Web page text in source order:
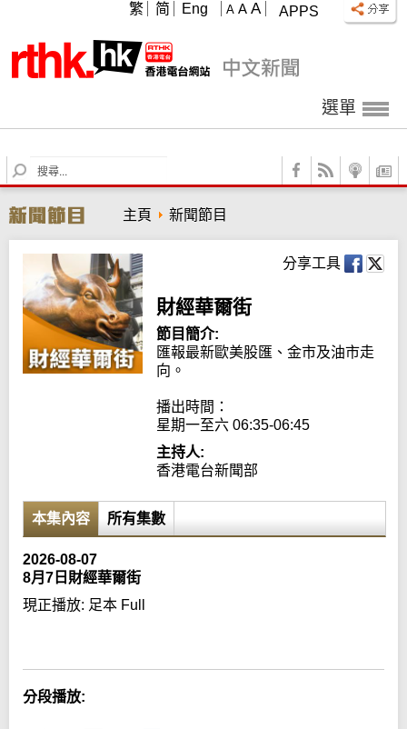
APPS
A A A
繁 简 Eng
選單
S
e
r
c
h
主頁 新聞節目
分享工具
財經華爾街
節目簡介:
匯報最新歐美股匯、金市及油市走
向。
播出時間：
星期一至六 06:35-06:45
主持人:
香港電台新聞部
本集內容 所有集數
2026-08-07
8月7日財經華爾街
現正播放: 足本 Full
分段播放: